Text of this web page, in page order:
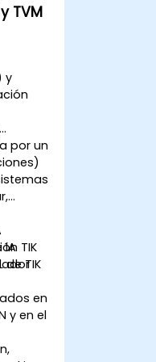
TVM
y
por un
TIK
IA
de TIK
en
y en el